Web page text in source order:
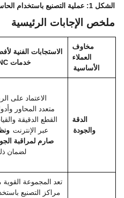
الشكل 1: عملية التصنيع باستخدام الحاسب الآلي الدقيقة
ملخص الإجابات الرئيسية
مخاوف
العملاء
الأساسية
الاستجابات الفنية
خدمات CNC
الدقة
والجودة
الاعتماد على
متعدد المحاور
القطع الدقيقة
عبر الإنترنت
صارم لمراقبة
لضمان
تعد المجموعة
مراكز التصنيع